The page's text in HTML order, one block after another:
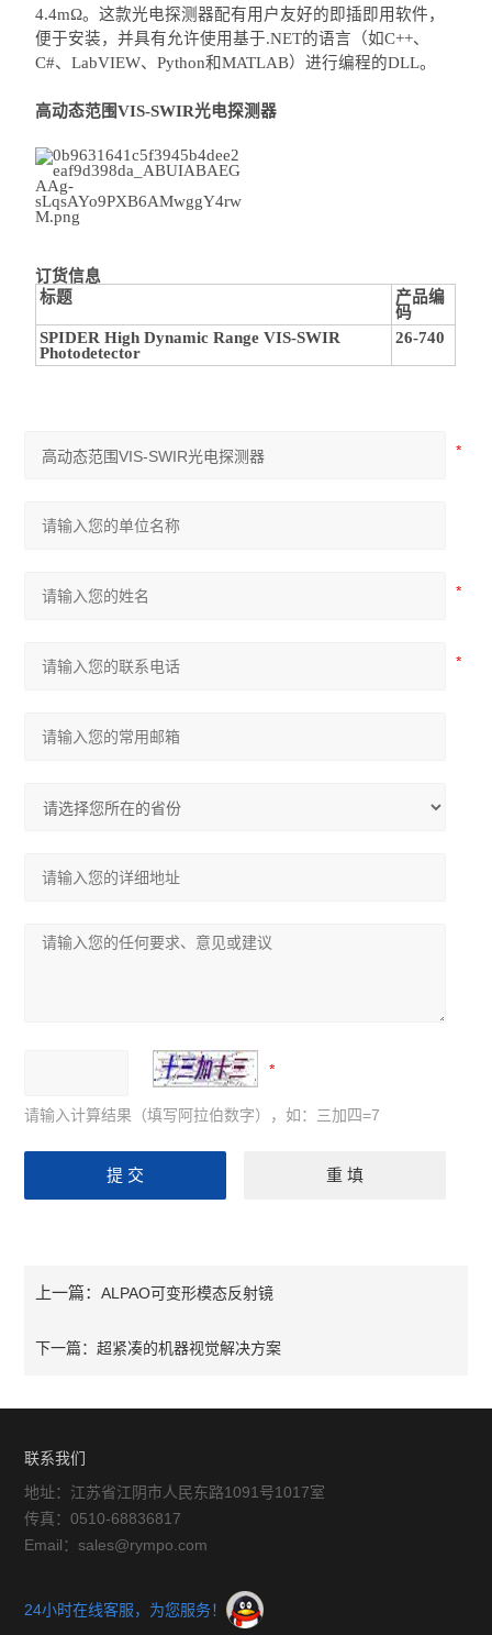
4.4mΩ。这款光电探测器配有用户友好的即插即用软件，
便于安装，并具有允许使用基于.NET的语言（如C++、
C#、LabVIEW、Python和MATLAB）进行编程的DLL。
高动态范围VIS-SWIR光电探测器
订货信息
标题
产品编
码
SPIDER High Dynamic Range VIS-SWIR
Photodetector
26-740
请输入计算结果（填写阿拉伯数字），如：三加四=7
上一篇：ALPAO可变形模态反射镜
下一篇：超紧凑的机器视觉解决方案
联系我们
地址：江苏省江阴市人民东路1091号1017室
传真：0510-68836817
Email：sales@rympo.com
24小时在线客服，为您服务！